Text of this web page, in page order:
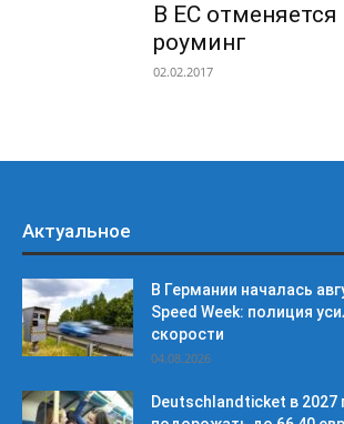
В ЕС отменяется
роуминг
02.02.2017
Актуальное
В Германии началась
Speed Week: полиция
скорости
04.08.2026
Deutschlandticket в 2027